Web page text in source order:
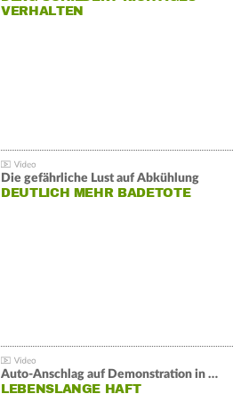
VERHALTEN
Die gefährliche Lust auf Abkühlung
DEUTLICH MEHR BADETOTE
Auto-Anschlag auf Demonstration in München:
LEBENSLANGE HAFT